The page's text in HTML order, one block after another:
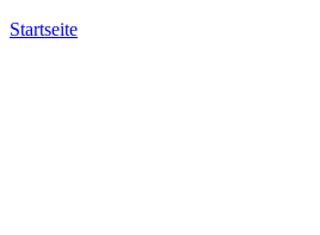
Startseite